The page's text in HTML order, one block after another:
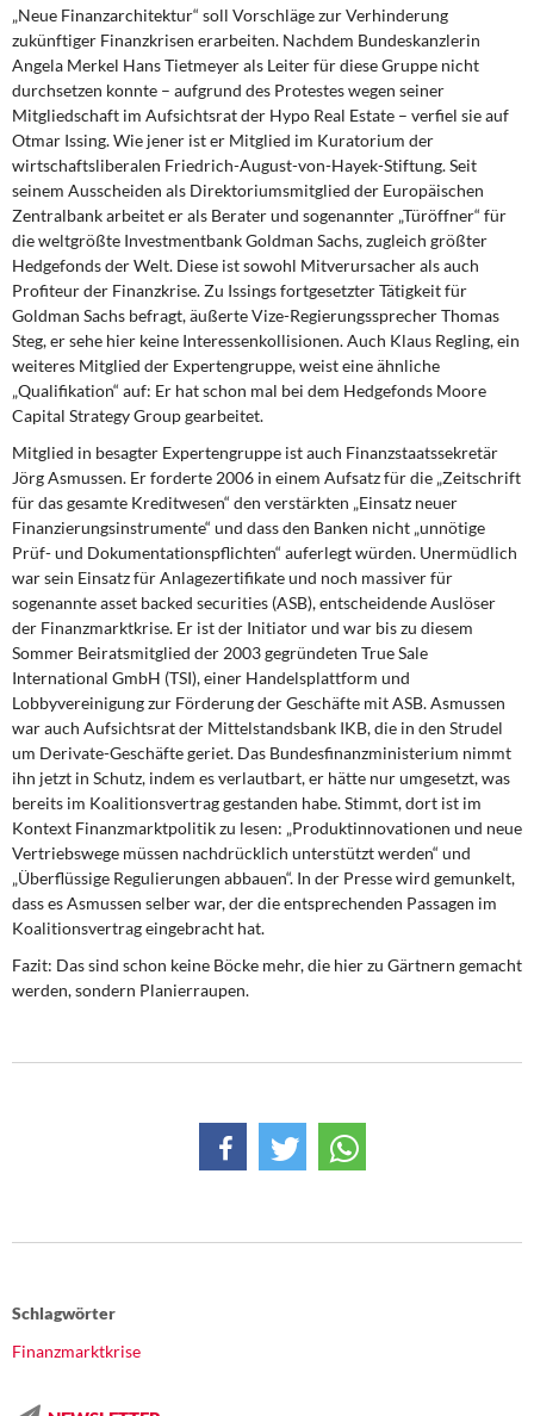
Rosa-Luxemburg-Stiftung
Über mich
Kontakt
„Neue Finanzarchitektur“ soll Vorschläge zur Verhinderung
zukünftiger Finanzkrisen erarbeiten. Nachdem Bundeskanzlerin
Angela Merkel Hans Tietmeyer als Leiter für diese Gruppe nicht
durchsetzen konnte – aufgrund des Protestes wegen seiner
Mitgliedschaft im Aufsichtsrat der Hypo Real Estate – verfiel sie auf
Otmar Issing. Wie jener ist er Mitglied im Kuratorium der
wirtschaftsliberalen Friedrich-August-von-Hayek-Stiftung. Seit
seinem Ausscheiden als Direktoriumsmitglied der Europäischen
Zentralbank arbeitet er als Berater und sogenannter „Türöffner“ für
die weltgrößte Investmentbank Goldman Sachs, zugleich größter
Hedgefonds der Welt. Diese ist sowohl Mitverursacher als auch
Profiteur der Finanzkrise. Zu Issings fortgesetzter Tätigkeit für
Goldman Sachs befragt, äußerte Vize-Regierungssprecher Thomas
Steg, er sehe hier keine Interessenkollisionen. Auch Klaus Regling, ein
weiteres Mitglied der Expertengruppe, weist eine ähnliche
„Qualifikation“ auf: Er hat schon mal bei dem Hedgefonds Moore
Capital Strategy Group gearbeitet.
Mitglied in besagter Expertengruppe ist auch Finanzstaatssekretär
Jörg Asmussen. Er forderte 2006 in einem Aufsatz für die „Zeitschrift
für das gesamte Kreditwesen“ den verstärkten „Einsatz neuer
Finanzierungsinstrumente“ und dass den Banken nicht „unnötige
Prüf- und Dokumentationspflichten“ auferlegt würden. Unermüdlich
war sein Einsatz für Anlagezertifikate und noch massiver für
sogenannte asset backed securities (ASB), entscheidende Auslöser
der Finanzmarktkrise. Er ist der Initiator und war bis zu diesem
Sommer Beiratsmitglied der 2003 gegründeten True Sale
International GmbH (TSI), einer Handelsplattform und
Lobbyvereinigung zur Förderung der Geschäfte mit ASB. Asmussen
war auch Aufsichtsrat der Mittelstandsbank IKB, die in den Strudel
um Derivate-Geschäfte geriet. Das Bundesfinanzministerium nimmt
ihn jetzt in Schutz, indem es verlautbart, er hätte nur umgesetzt, was
bereits im Koalitionsvertrag gestanden habe. Stimmt, dort ist im
Kontext Finanzmarktpolitik zu lesen: „Produktinnovationen und neue
Vertriebswege müssen nachdrücklich unterstützt werden“ und
„Überflüssige Regulierungen abbauen“. In der Presse wird gemunkelt,
dass es Asmussen selber war, der die entsprechenden Passagen im
Koalitionsvertrag eingebracht hat.
Fazit: Das sind schon keine Böcke mehr, die hier zu Gärtnern gemacht
werden, sondern Planierraupen.
Schlagwörter
Finanzmarktkrise